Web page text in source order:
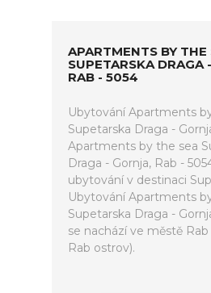
APARTMENTS BY THE
SUPETARSKA DRAGA
RAB - 5054
Ubytování Apartments
Supetarska Draga -
Apartments by the sea
Draga - Gornja, Rab -
ubytování v destinaci
Ubytování Apartments
Supetarska Draga -
se nachází ve městě
Rab ostrov).